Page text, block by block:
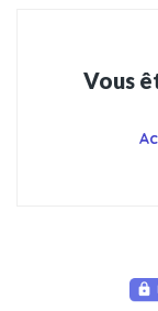
Vous